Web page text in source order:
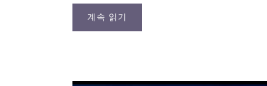
계속 읽기